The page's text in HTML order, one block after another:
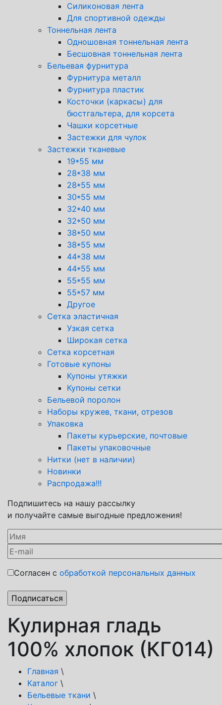
Силиконовая лента
Для спортивной одежды
Тоннельная лента
Одношовная тоннельная лента
Бесшовная тоннельная лента
Бельевая фурнитура
Фурнитура металл
Фурнитура пластик
Косточки (каркасы) для
бюстгальтера, для корсета
Чашки корсетные
Застежки для чулок
Застежки тканевые
19*55 мм
28*38 мм
28*55 мм
30*55 мм
32*40 мм
32*50 мм
38*50 мм
38*55 мм
44*38 мм
44*55 мм
55*55 мм
55*57 мм
Другое
Сетка эластичная
Узкая сетка
Широкая сетка
Сетка корсетная
Готовые купоны
Купоны утяжки
Купоны сетки
Бельевой поролон
Наборы кружев, ткани, отрезов
Упаковка
Пакеты курьерские, почтовые
Пакеты упаковочные
Нитки (нет в наличии)
Новинки
Распродажа!!!
Подпишитесь на нашу рассылку
и получайте самые выгодные предложения!
Согласен с обработкой персональных данных
Кулирная гладь
100% хлопок (КГ014)
Главная \
Каталог \
Бельевые ткани \